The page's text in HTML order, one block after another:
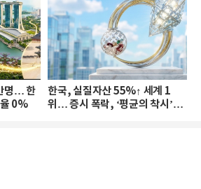
명… 한
0%
한국, 실질자산 55%↑ 세계 1
위… 증시 폭락, ‘평균의 착시’와